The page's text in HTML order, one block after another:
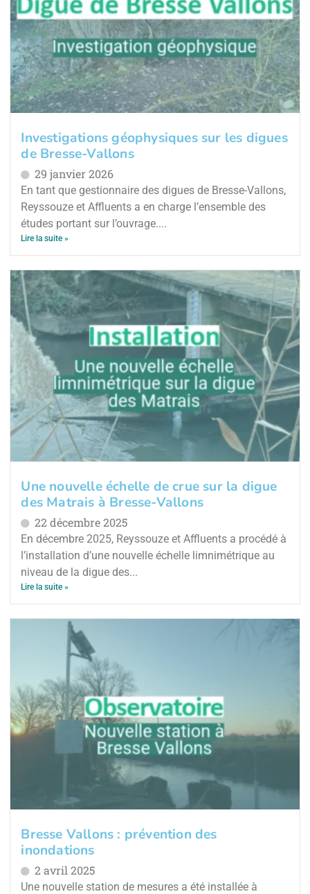
Investigations géophysiques sur les digues
de Bresse-Vallons
29 janvier 2026
En tant que gestionnaire des digues de Bresse-Vallons,
Reyssouze et Affluents a en charge l’ensemble des
études portant sur l’ouvrage....
Lire la suite »
Une nouvelle échelle de crue sur la digue
des Matrais à Bresse-Vallons
22 décembre 2025
En décembre 2025, Reyssouze et Affluents a procédé à
l’installation d’une nouvelle échelle limnimétrique au
niveau de la digue des...
Lire la suite »
Bresse Vallons : prévention des
inondations
2 avril 2025
Une nouvelle station de mesures a été installée à